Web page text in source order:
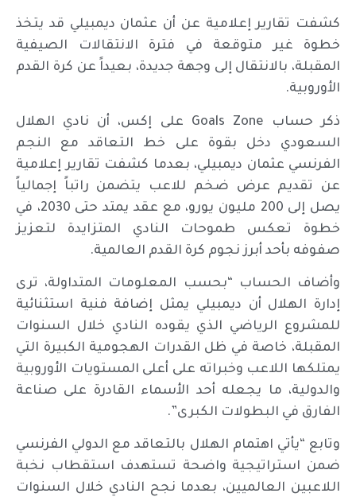
كشفت تقارير إعلامية عن أن عثمان ديمبيلي قد يتخذ
خطوة غير متوقعة في فترة الانتقالات الصيفية
المقبلة، بالانتقال إلى وجهة جديدة، بعيداً عن كرة القدم
الأوروبية.
ذكر حساب Goals Zone على إكس، أن نادي الهلال
السعودي دخل بقوة على خط التعاقد مع النجم
الفرنسي عثمان ديمبيلي، بعدما كشفت تقارير إعلامية
عن تقديم عرض ضخم للاعب يتضمن راتباً إجمالياً
يصل إلى 200 مليون يورو، مع عقد يمتد حتى 2030، في
خطوة تعكس طموحات النادي المتزايدة لتعزيز
صفوفه بأحد أبرز نجوم كرة القدم العالمية.
وأضاف الحساب “بحسب المعلومات المتداولة، ترى
إدارة الهلال أن ديمبيلي يمثل إضافة فنية استثنائية
للمشروع الرياضي الذي يقوده النادي خلال السنوات
المقبلة، خاصة في ظل القدرات الهجومية الكبيرة التي
يمتلكها اللاعب وخبراته على أعلى المستويات الأوروبية
والدولية، ما يجعله أحد الأسماء القادرة على صناعة
الفارق في البطولات الكبرى”.
وتابع “يأتي اهتمام الهلال بالتعاقد مع الدولي الفرنسي
ضمن استراتيجية واضحة تستهدف استقطاب نخبة
اللاعبين العالميين، بعدما نجح النادي خلال السنوات